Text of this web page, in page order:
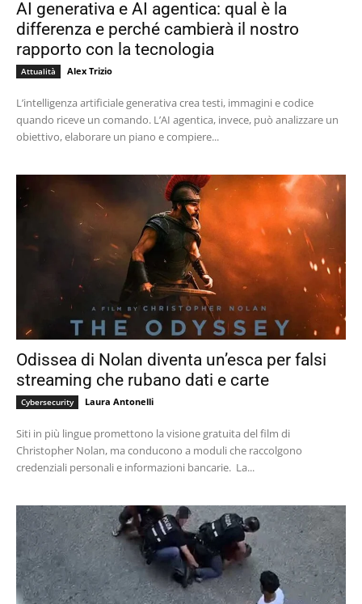
AI generativa e AI agentica: qual è la
differenza e perché cambierà il nostro
rapporto con la tecnologia
Attualità Alex Trizio
L’intelligenza artificiale generativa crea testi, immagini e codice
quando riceve un comando. L’AI agentica, invece, può analizzare un
obiettivo, elaborare un piano e compiere...
Odissea di Nolan diventa un’esca per falsi
streaming che rubano dati e carte
Cybersecurity Laura Antonelli
Siti in più lingue promettono la visione gratuita del film di
Christopher Nolan, ma conducono a moduli che raccolgono
credenziali personali e informazioni bancarie. La...